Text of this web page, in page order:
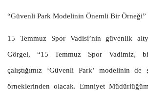
“Güvenli Park Modelinin Önemli Bir Örneği”
15 Temmuz Spor Vadisi’nin güvenlik
Görgel, “15 Temmuz Spor Vadimiz,
çalıştığımız ‘Güvenli Park’ modelinin
örneklerinden olacak. Emniyet